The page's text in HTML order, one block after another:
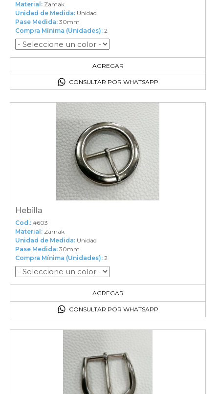
Material: Zamak
Unidad de Medida: Unidad
Pase Medida: 30mm
Compra Mínima (Unidades): 2
AGREGAR
2en el carrito
CONSULTAR POR WHATSAPP
Hebilla
Cod.: #603
Material: Zamak
Unidad de Medida: Unidad
Pase Medida: 30mm
Compra Mínima (Unidades): 2
AGREGAR
2en el carrito
CONSULTAR POR WHATSAPP